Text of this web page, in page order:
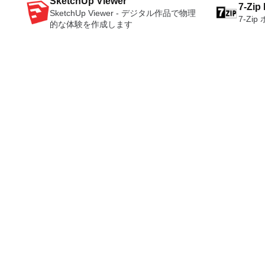
きます。 全体として、PCSX2 PS2エミ
ュレーターの機能は優れています。 PS2
ゲームを高い精度でエミュレートでき、
りませ
次のと
data
360ビデオを再生 VRエクスペリエンス
の向上：Microsoft Mixed Realityヘッド
イン
SketchUp Viewer - デジタル作品で物理
的な体験を作成します
7-Zip
7-Zip